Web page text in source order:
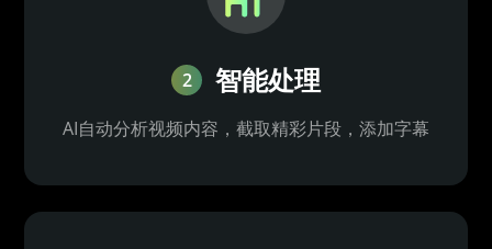
2 智能处理
AI自动分析视频内容，截取精彩片段，添加字幕